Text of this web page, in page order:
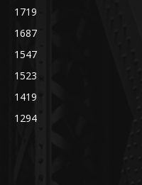
1719
1687
1547
1523
1419
1294